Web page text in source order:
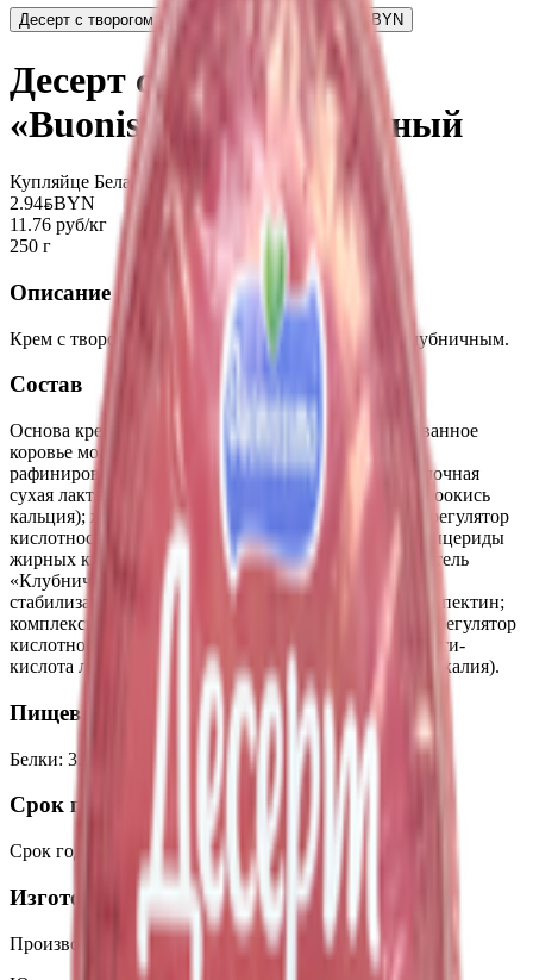
Десерт с творогом «Buonissimo» вишневый BYN
Десерт с творогом
«Buonissimo» клубничный
Купляйце Беларускае
2.94BYNBYN
11.76 руб/кг
250 г
Описание
Крем с творогом двухслойный с наполнителем клубничным.
Состав
Основа крема с творогом (вода; творог(нормализованное
коровье молоко, закваска);сахар; масло кокосовое
рафинированное дезодорированное; сыворотка молочная
сухая лактатсодержащая (сыворотка молочная, гидроокись
кальция); желатин, стабилизатор- камедь гуаровая; регулятор
кислотности-кислота лимонная; эмульгатор-моноглицериды
жирных кислот; консервант-сорбат калия); наполнитель
«Клубничный» (вода, сахар, клубника мороженная,
стабилизаторы дикрахмаладипат ацетилированный, пектин;
комплексная пищевая добавка (краситель кармины, регулятор
кислотности-гидроксид калия), регулятор кислотности-
кислота лимонная, ароматизатор, консервант-сорбат калия).
Пищевая ценность на 100г
Белки: 3.5 Углеводы 16 Калории : 210
Срок годности
Срок годности 150 суток
Изготовитель
Производитель: ООО «ГМС ПРО»